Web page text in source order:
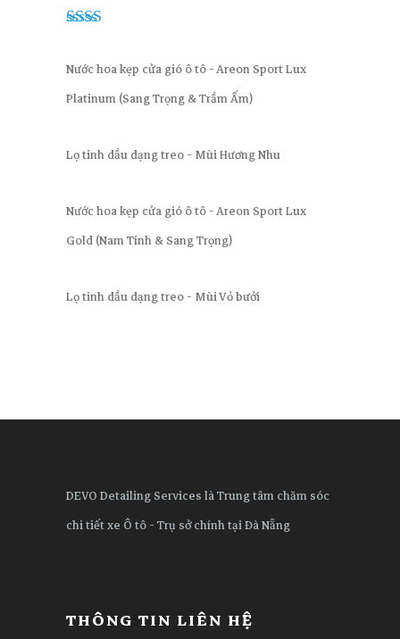
out
Nước hoa kẹp cửa gió ô tô - Areon Sport Lux
Platinum (Sang Trọng & Trầm Ấm)
Lọ tinh dầu dạng treo - Mùi Hương Nhu
Nước hoa kẹp cửa gió ô tô - Areon Sport Lux
Gold (Nam Tính & Sang Trọng)
Lọ tinh dầu dạng treo - Mùi Vỏ bưởi
DEVO Detailing Services là Trung tâm chăm sóc
chi tiết xe Ô tô - Trụ sở chính tại Đà Nẵng
THÔNG TIN LIÊN HỆ